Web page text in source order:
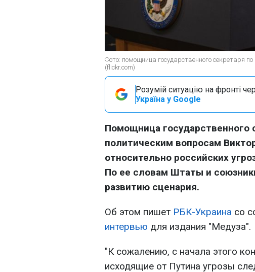
Фото: помощница государственного секретаря
(flickr.com)
Розумій ситуацію на фронті
Україна у Google
Помощница государственного
политическим вопросам
относительно российских
По ее словам Штаты и
развитию сценария.
Об этом пишет РБК-Украина со
интервью для издания "Медуза".
"К сожалению, с начала этого
исходящие от Путина угрозы